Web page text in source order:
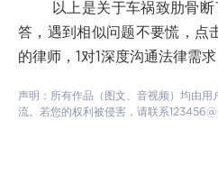
以上是关于车祸致肋骨断
答，遇到相似问题不要慌，点
的律师，1对1深度沟通法律需
声明：所有作品（图文、音视频）均由
流。若您的权利被侵害，请联系